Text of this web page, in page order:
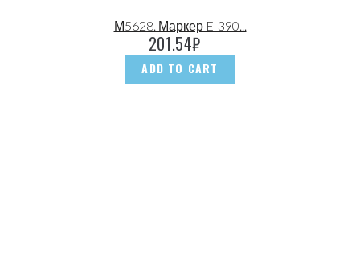
М5628. Маркер E-390...
201.54₽
ADD TO CART